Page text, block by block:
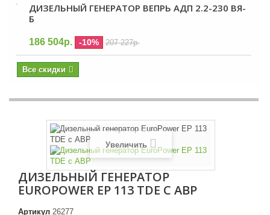
ДИЗЕЛЬНЫЙ ГЕНЕРАТОР ВЕПРЬ АДП 2.2-230 ВЯ-
Б
186 504р. -10% 207 227р.
Все скидки
Увеличить
ДИЗЕЛЬНЫЙ ГЕНЕРАТОР
EUROPOWER EP 113 TDE С АВР
Артикул 26277